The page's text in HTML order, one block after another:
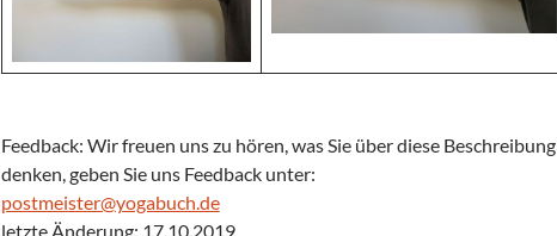
Feedback: Wir freuen uns zu hören, was Sie über diese Beschreibung
denken, geben Sie uns Feedback unter:
postmeister@yogabuch.de
letzte Änderung: 17.10.2019